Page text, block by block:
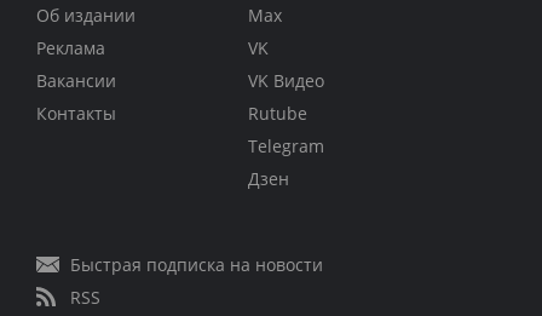
Об издании
Реклама
Вакансии
Контакты
Max
VK
VK Видео
Rutube
Telegram
Дзен
Быстрая подписка на новости
RSS